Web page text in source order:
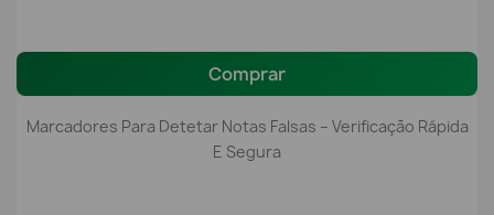
Comprar
Marcadores Para Detetar Notas Falsas – Verificação Rápida
E Segura